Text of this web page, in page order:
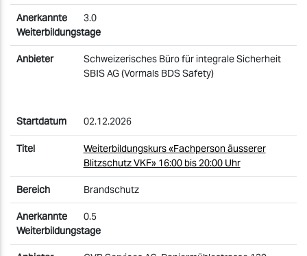
3.0
Schweizerisches Büro für integrale Sicherheit
SBIS AG (Vormals BDS Safety)
02.12.2026
Weiterbildungskurs «Fachperson äusserer
Blitzschutz VKF» 16:00 bis 20:00 Uhr
Brandschutz
0.5